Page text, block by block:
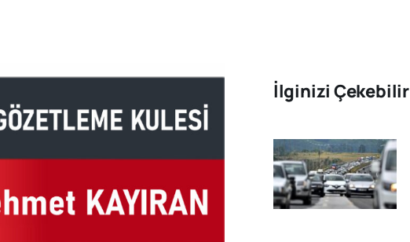
İlginizi Çekebilir